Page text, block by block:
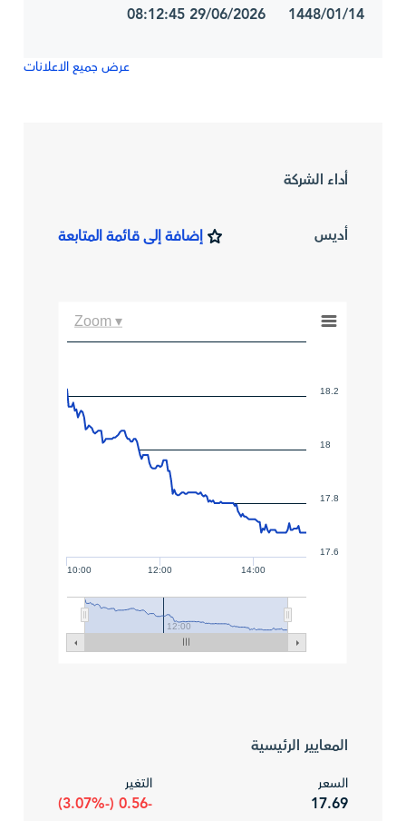
1448/01/14 29/06/2026 08:12:45
عرض جميع الاعلانات
أداء الشركة
أديس إضافة إلى قائمة المتابعة
12:00 14:00
10:00
12:00
17.6
17.8
18
18.2
Zoom ▾
المعايير الرئيسية
السعر
17.69
التغير
-0.56 (-3.07%)